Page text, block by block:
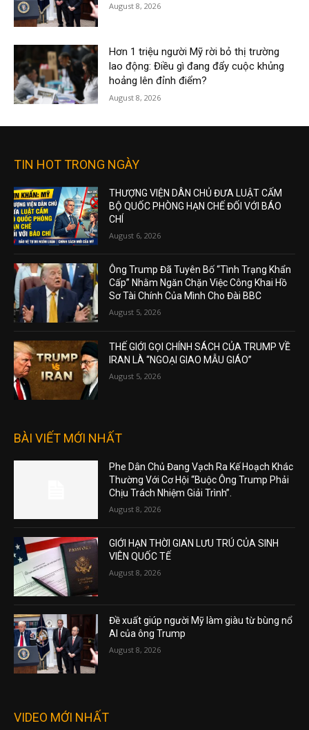
August 8, 2026
Hơn 1 triệu người Mỹ rời bỏ thị trường
lao động: Điều gì đang đẩy cuộc khủng
hoảng lên đỉnh điểm?
August 8, 2026
TIN HOT TRONG NGÀY
THƯỢNG VIỆN DÂN CHỦ ĐƯA LUẬT CẤM
BỘ QUỐC PHÒNG HẠN CHẾ ĐỐI VỚI BÁO
CHÍ
August 6, 2026
Ông Trump Đã Tuyên Bố “Tình Trạng Khẩn
Cấp” Nhằm Ngăn Chặn Việc Công Khai Hồ
Sơ Tài Chính Của Mình Cho Đài BBC
August 5, 2026
THẾ GIỚI GỌI CHÍNH SÁCH CỦA TRUMP VỀ
IRAN LÀ “NGOẠI GIAO MẪU GIÁO”
August 5, 2026
BÀI VIẾT MỚI NHẤT
Phe Dân Chủ Đang Vạch Ra Kế Hoạch Khác
Thường Với Cơ Hội “Buộc Ông Trump Phải
Chịu Trách Nhiệm Giải Trình”.
August 8, 2026
GIỚI HẠN THỜI GIAN LƯU TRÚ CỦA SINH
VIÊN QUỐC TẾ
August 8, 2026
Đề xuất giúp người Mỹ làm giàu từ bùng nổ
AI của ông Trump
August 8, 2026
VIDEO MỚI NHẤT